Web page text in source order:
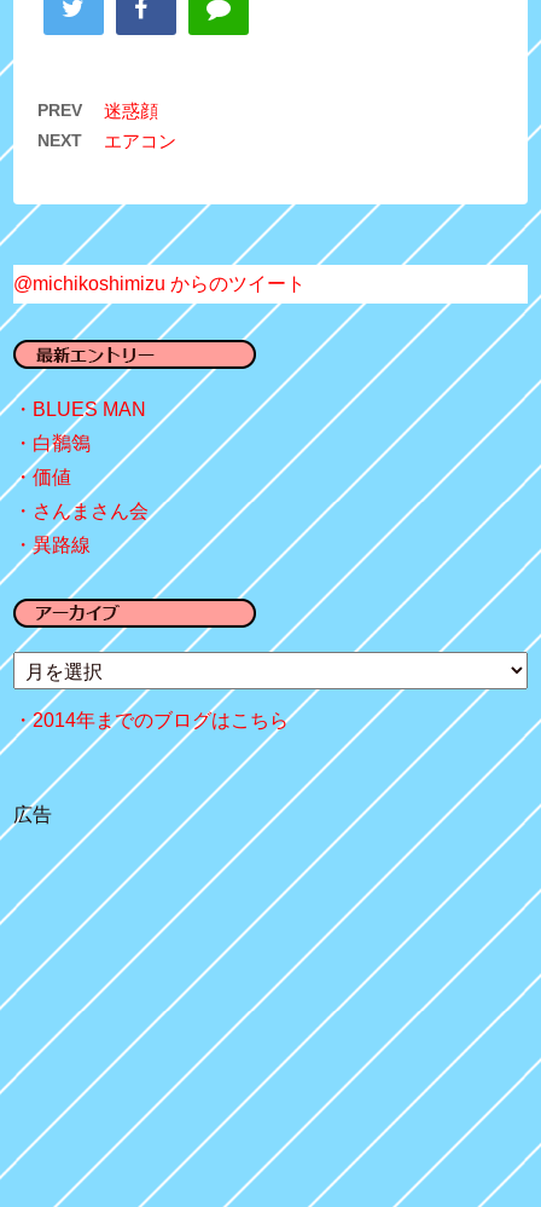
PREV 迷惑顔
NEXT エアコン
@michikoshimizu からのツイート
BLUES MAN
白鶺鴒
価値
さんまさん会
異路線
2014年までのブログはこちら
広告